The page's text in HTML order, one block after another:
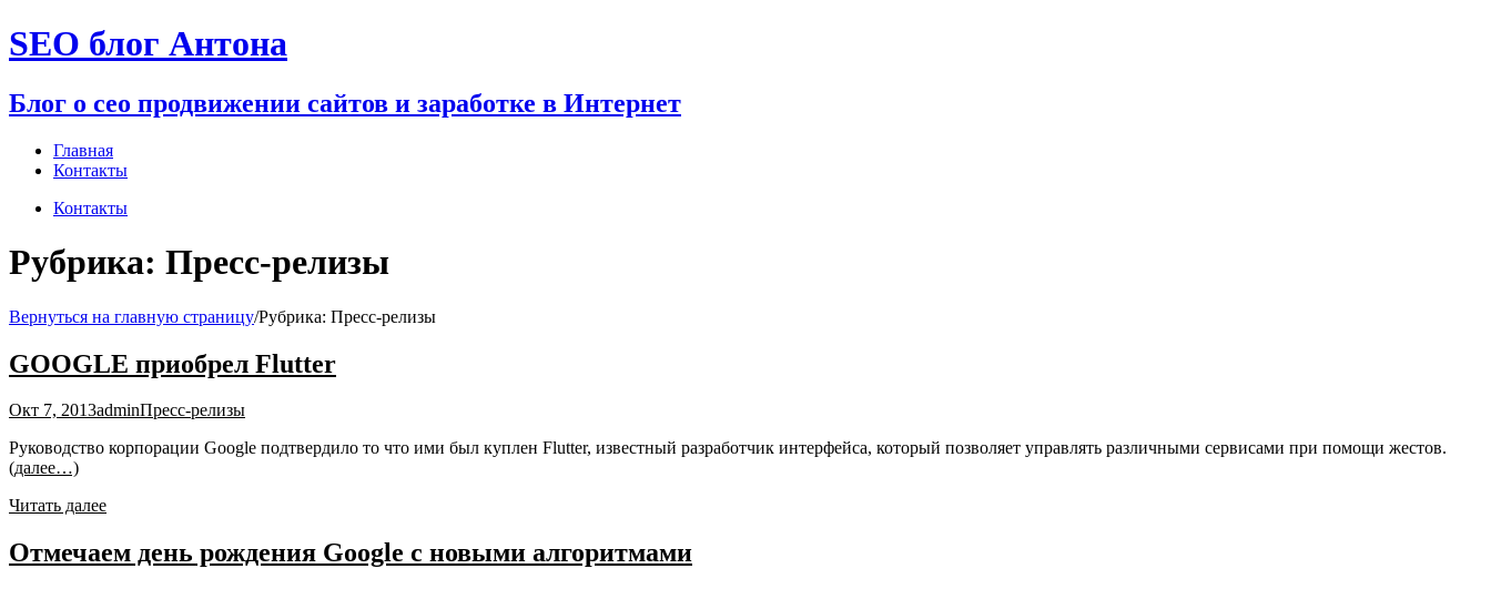
Перейти
к
SEO блог Антона
Блог о сео продвижении сайтов и заработке в Интернет
Главная
Контакты
Контакты
Рубрика: Пресс-релизы
Вернуться на главную страницу/Рубрика: Пресс-релизы
GOOGLE приобрел Flutter
Окт 7, 2013adminПресс-релизы
Руководство корпорации Google подтвердило то что ими был куплен Flutter, известный разработчик интерфейса, который позволяет управлять различными сервисами при помощи жестов.
(далее…)
Читать далее
Отмечаем день рождения Google с новыми алгоритмами